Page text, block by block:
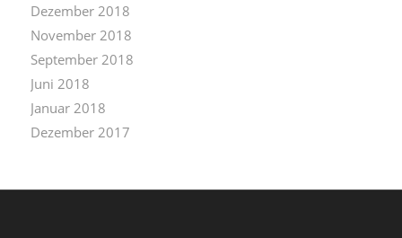
Dezember 2018
November 2018
September 2018
Juni 2018
Januar 2018
Dezember 2017